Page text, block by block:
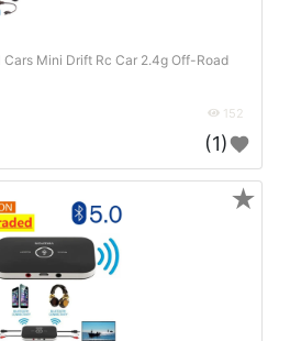
Cars Mini Drift Rc Car 2.4g Off-Road
152
(1)
★